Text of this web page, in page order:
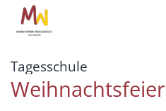
Zum Inhalt springen
Tagesschule
Weihnachtsfeier